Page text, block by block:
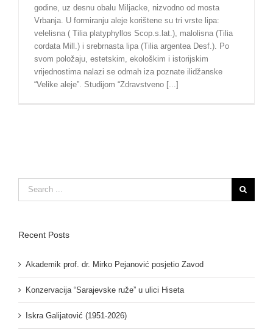
godine, uz desnu obalu Miljacke, nizvodno od mosta
Vrbanja. U formiranju aleje korištene su tri vrste lipa:
velelisna ( Tilia platyphyllos Scop.s.lat.), malolisna (Tilia
cordata Mill.) i srebrnasta lipa (Tilia argentea Desf.). Po
svom položaju, estetskim, ekološkim i istorijskim
vrijednostima nalazi se odmah iza poznate ilidžanske
“Velike aleje”. Studijom “Zdravstveno [...]
Recent Posts
Akademik prof. dr. Mirko Pejanović posjetio Zavod
Konzervacija “Sarajevske ruže” u ulici Hiseta
Iskra Galijatović (1951-2026)